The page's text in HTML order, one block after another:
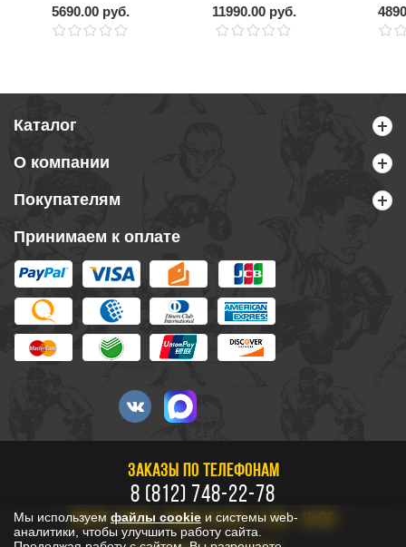
BBG200, кожа,
черно-красные
5690.00 руб.
BOXING GLOVES
White
11990.00 руб.
Каталог
О компании
Покупателям
Принимаем к оплате
ЗАКАЗЫ ПО ТЕЛЕФОНАМ
8 (812) 748-22-78
ПН-ПТ: 10:00 - 20:00, СБ-ВС: 11:00 - 18:00
Мы используем файлы cookie и системы web-
аналитики, чтобы улучшить работу сайта.